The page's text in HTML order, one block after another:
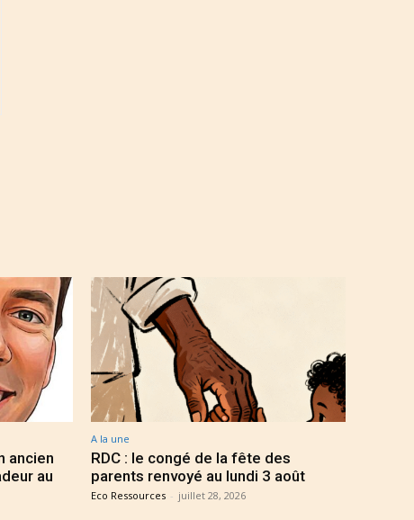
ancien
au
A la une
RDC : le congé de la fête des
parents renvoyé au lundi 3 août
Eco Ressources - juillet 28, 2026